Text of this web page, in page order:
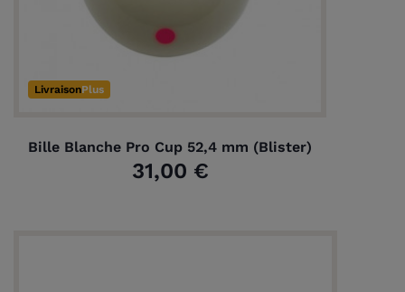
LivraisonPlus
Bille Blanche Pro Cup 52,4 mm (Blister)
31,00 €